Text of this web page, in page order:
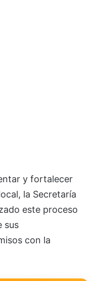
y fortalecer
la Secretaría
este proceso
sus
con la